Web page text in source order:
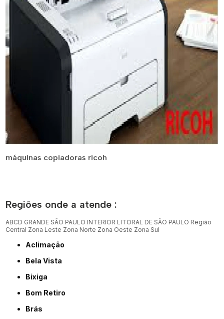
máquinas copiadoras ricoh
Regiões onde a atende :
ABCD GRANDE SÃO PAULO INTERIOR LITORAL DE SÃO PAULO Região
Central Zona Leste Zona Norte Zona Oeste Zona Sul
Aclimação
Bela Vista
Bixiga
Bom Retiro
Brás